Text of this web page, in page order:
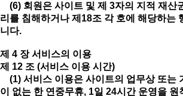
(6) 회원은 사이트 및 제 3자의 지적 재산
리를 침해하거나 제18조 각 호에 해당하는
니다.
제 4 장 서비스의 이용
제 12 조 (서비스 이용 시간)
(1) 서비스 이용은 사이트의 업무상 또는
이 없는 한 연중무휴, 1일 24시간 운영을 원